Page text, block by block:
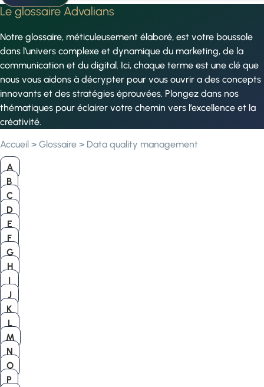
Le glossaire Advalians
Notre glossaire, méticuleusement élaboré, est votre boussole
dans l’univers complexe et dynamique du marketing, de la
communication et du digital. Ici, chaque terme est une clé que
nous vous aidons à décrypter pour vous ouvrir a des concepts
innovants et des stratégies éprouvées. Plongez dans nos
thématiques pour éclairer votre chemin vers l’excellence et la
créativité.
Accueil > Glossaire > Data quality management
A
B
C
D
E
F
G
H
I
J
K
L
M
N
O
P